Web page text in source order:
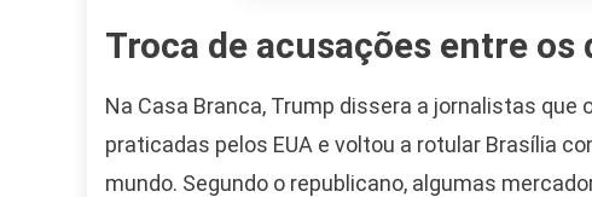
Troca de acusações entre
Na Casa Branca, Trump dissera a jornalistas que
praticadas pelos EUA e voltou a rotular Brasília
mundo. Segundo o republicano, algumas